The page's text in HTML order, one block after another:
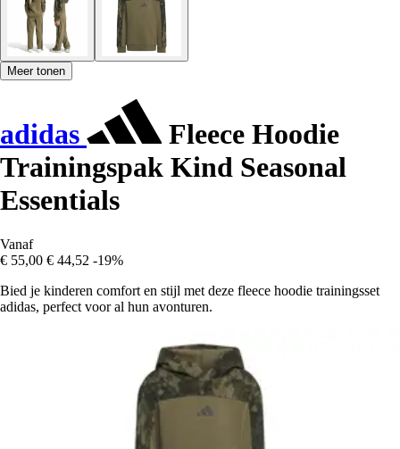
Meer tonen
adidas
Fleece Hoodie
Trainingspak Kind Seasonal
Essentials
Vanaf
€ 55,00 € 44,52 -19%
Bied je kinderen comfort en stijl met deze fleece hoodie trainingsset
adidas, perfect voor al hun avonturen.